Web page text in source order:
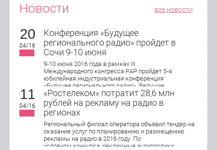
Новости все новости
20
04/16
Конференция «Будущее
регионального радио» пройдет в
Сочи 9-10 июня
9-10 июня 2016 года в рамках III
Международного конгресса РАР пройдет 5-я
юбилейная индустриальная конференция
«Будущее регионального радио». Ведущие
эксперты индустрии обсудят актуальные
подходы в управлении, продажах и маркетинге
локального радио, юридические и
организационные аспекты работы
современной региональной радиостанции.
11
04/16
«Ростелеком» потратит 28,6 млн
рублей на рекламу на радио в
регионах
Региональный филиал оператора объявил тендер на
оказание услуг по планированию и размещению
рекламы на радио в 2016 году. По
условиям конкурса, рекламные аудиоролики